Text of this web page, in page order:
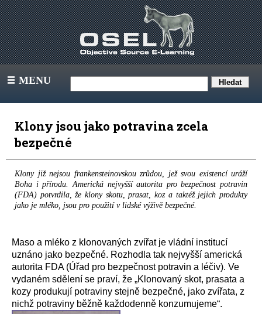
III MENU
Klony jsou jako potravina zcela
bezpečné
Klony již nejsou frankensteinovskou zrůdou, jež svou existencí uráží
Boha i přírodu. Americká nejvyšší autorita pro bezpečnost potravin
(FDA) potvrdila, že klony skotu, prasat, koz a taktéž jejich produkty
jako je mléko, jsou pro použití v lidské výživě bezpečné.
Maso a mléko z klonovaných zvířat je vládní institucí
uznáno jako bezpečné. Rozhodla tak nejvyšší americká
autorita FDA (Úřad pro bezpečnost potravin a léčiv). Ve
vydaném sdělení se praví, že „Klonovaný skot, prasata a
kozy produkují potraviny stejně bezpečné, jako zvířata, z
nichž potraviny běžně každodenně konzumujeme“.